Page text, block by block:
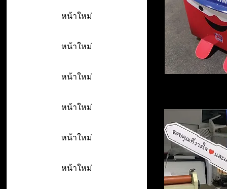
หน้าใหม่
หน้าใหม่
หน้าใหม่
หน้าใหม่
หน้าใหม่
หน้าใหม่